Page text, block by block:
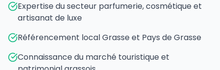
Expertise du secteur parfumerie, cosmétique et
artisanat de luxe
Référencement local Grasse et Pays de Grasse
Connaissance du marché touristique et